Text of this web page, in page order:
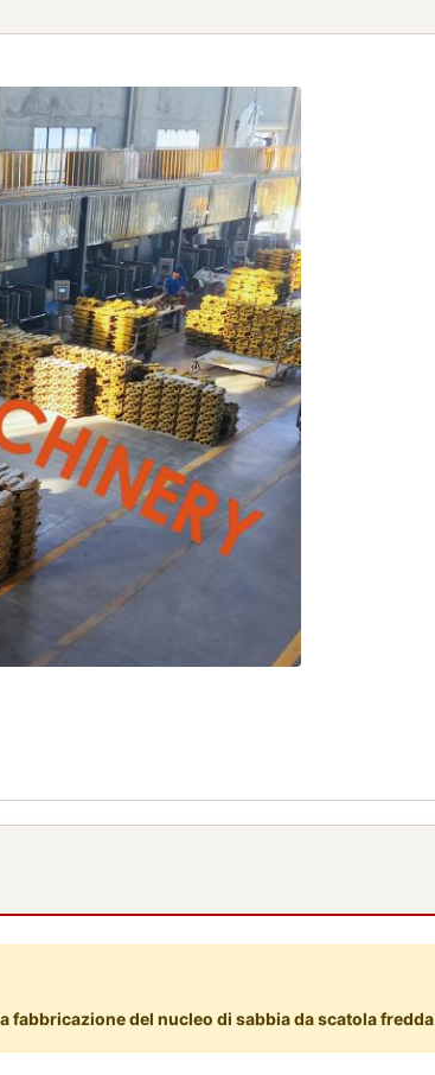
fabbricazione del nucleo di sabbia da scatola fredda